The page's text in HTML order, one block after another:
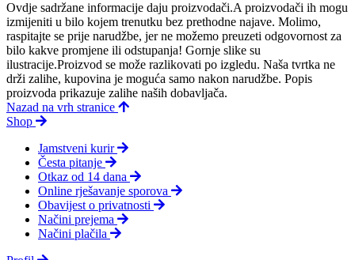
Ovdje sadržane informacije daju proizvodači.A proizvodači ih mogu
izmijeniti u bilo kojem trenutku bez prethodne najave. Molimo,
raspitajte se prije narudžbe, jer ne možemo preuzeti odgovornost za
bilo kakve promjene ili odstupanja! Gornje slike su
ilustracije.Proizvod se može razlikovati po izgledu. Naša tvrtka ne
drži zalihe, kupovina je moguća samo nakon narudžbe. Popis
proizvoda prikazuje zalihe naših dobavljača.
Nazad na vrh stranice
Shop
Jamstveni kurir
Česta pitanje
Otkaz od 14 dana
Online rješavanje sporova
Obavijest o privatnosti
Načini prejema
Načini plačila